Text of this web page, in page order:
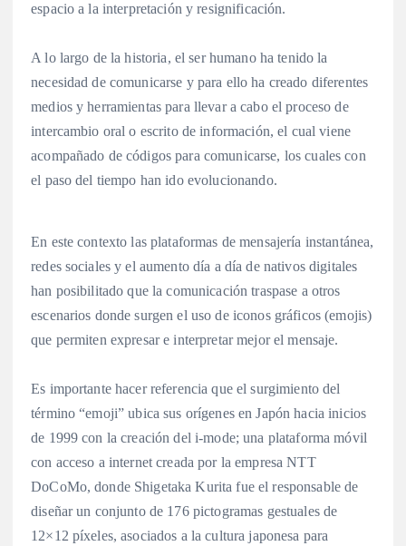
espacio a la interpretación y resignificación.
A lo largo de la historia, el ser humano ha tenido la
necesidad de comunicarse y para ello ha creado diferentes
medios y herramientas para llevar a cabo el proceso de
intercambio oral o escrito de información, el cual viene
acompañado de códigos para comunicarse, los cuales con
el paso del tiempo han ido evolucionando.
En este contexto las plataformas de mensajería instantánea,
redes sociales y el aumento día a día de nativos digitales
han posibilitado que la comunicación traspase a otros
escenarios donde surgen el uso de iconos gráficos (emojis)
que permiten expresar e interpretar mejor el mensaje.
Es importante hacer referencia que el surgimiento del
término “emoji” ubica sus orígenes en Japón hacia inicios
de 1999 con la creación del i-mode; una plataforma móvil
con acceso a internet creada por la empresa NTT
DoCoMo, donde Shigetaka Kurita fue el responsable de
diseñar un conjunto de 176 pictogramas gestuales de
12×12 píxeles, asociados a la cultura japonesa para